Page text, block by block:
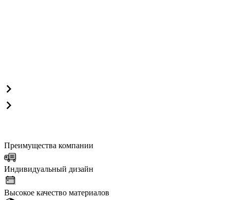
Преимущества компании
Индивидуальный дизайн
Высокое качество материалов